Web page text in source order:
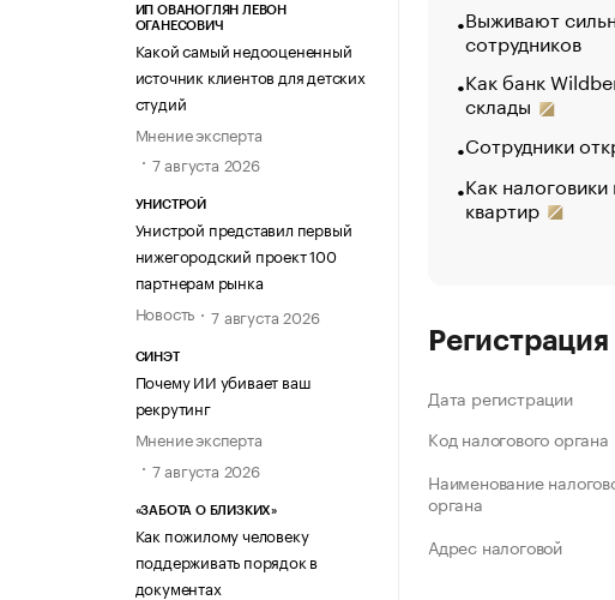
ИП ОВАНОГЛЯН ЛЕВОН
ОГАНЕСОВИЧ
Какой самый недооцененный
источник клиентов для детских
студий
Мнение эксперта
7 августа 2026
УНИСТРОЙ
Унистрой представил первый
нижегородский проект 100
партнерам рынка
Новость
7 августа 2026
СИНЭТ
Почему ИИ убивает ваш
рекрутинг
Мнение эксперта
7 августа 2026
«ЗАБОТА О БЛИЗКИХ»
Как пожилому человеку
поддерживать порядок в
документах
Выживают
сотрудников
Как банк
склады
Сотрудники
Как
квартир
Дата регистрации
Код налогового органа
Наименование
органа
Адрес налоговой